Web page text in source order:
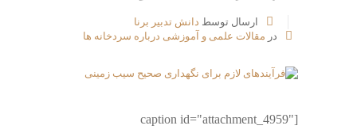
ارسال توسط دانش تدبیر برنا
در مقالات علمی و آموزشی درباره سردخانه ها
[caption id="attachment_4959"